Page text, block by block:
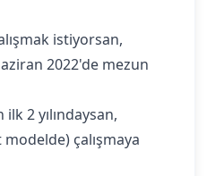
istiyorsan,
2022'de mezun
ilk 2 yılındaysan,
çalışmaya